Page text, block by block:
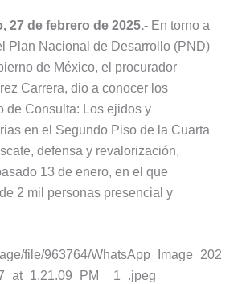
27 de febrero de 2025.- En torno a
Plan Nacional de Desarrollo (PND)
de México, el procurador
Carrera, dio a conocer los
de Consulta: Los ejidos y
en el Segundo Piso de la Cuarta
defensa y revalorización,
13 de enero, en el que
2 mil personas presencial y